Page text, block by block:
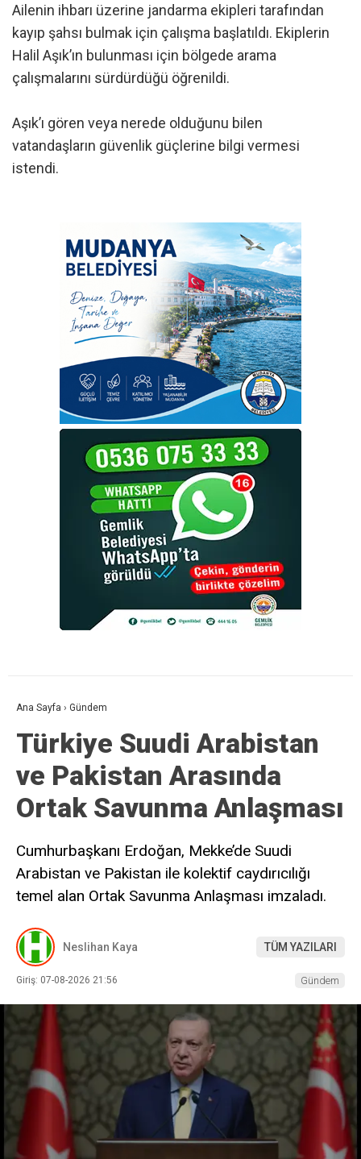
Ailenin ihbarı üzerine jandarma ekipleri tarafından
kayıp şahsı bulmak için çalışma başlatıldı. Ekiplerin
Halil Aşık’ın bulunması için bölgede arama
çalışmalarını sürdürdüğü öğrenildi.
Aşık’ı gören veya nerede olduğunu bilen
vatandaşların güvenlik güçlerine bilgi vermesi
istendi.
Ana Sayfa › Gündem
Türkiye Suudi Arabistan
ve Pakistan Arasında
Ortak Savunma Anlaşması
Cumhurbaşkanı Erdoğan, Mekke’de Suudi
Arabistan ve Pakistan ile kolektif caydırıcılığı
temel alan Ortak Savunma Anlaşması imzaladı.
Neslihan Kaya TÜM YAZILARI
Giriş: 07-08-2026 21:56 Gündem